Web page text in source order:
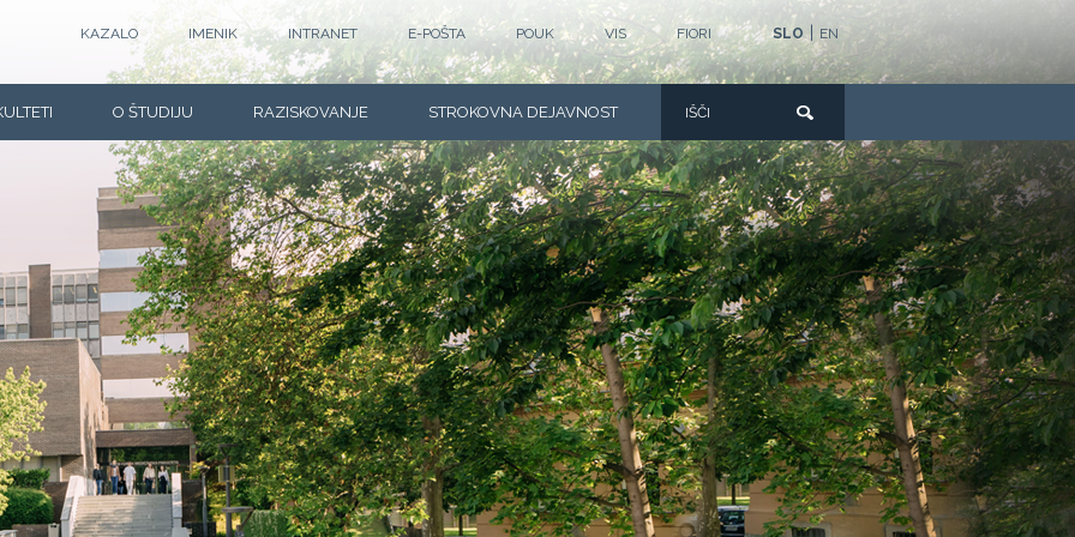
SLO EN
KAZALO IMENIK INTRANET E-POŠTA POUK VIS FIORI
O ŠTUDIJU RAZISKOVANJE STROKOVNA DEJAVNOST